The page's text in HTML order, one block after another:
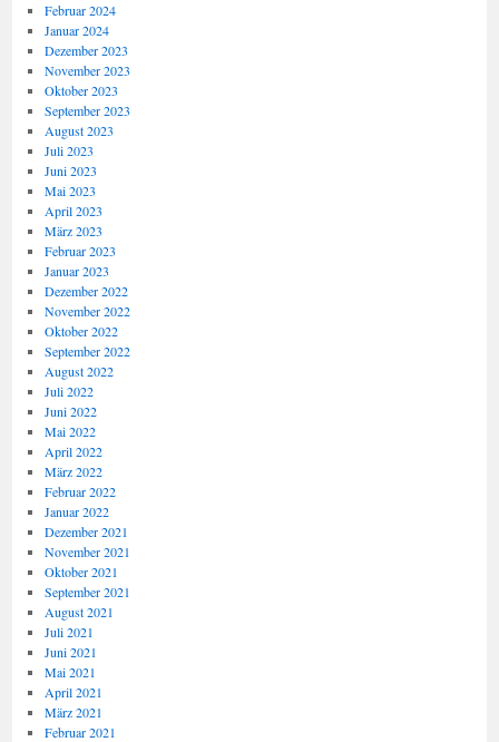
Februar 2024
Januar 2024
Dezember 2023
November 2023
Oktober 2023
September 2023
August 2023
Juli 2023
Juni 2023
Mai 2023
April 2023
März 2023
Februar 2023
Januar 2023
Dezember 2022
November 2022
Oktober 2022
September 2022
August 2022
Juli 2022
Juni 2022
Mai 2022
April 2022
März 2022
Februar 2022
Januar 2022
Dezember 2021
November 2021
Oktober 2021
September 2021
August 2021
Juli 2021
Juni 2021
Mai 2021
April 2021
März 2021
Februar 2021